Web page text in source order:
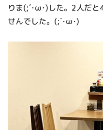
りま(;´･ω･)した。2人だ
せんでした。(;´･ω･)